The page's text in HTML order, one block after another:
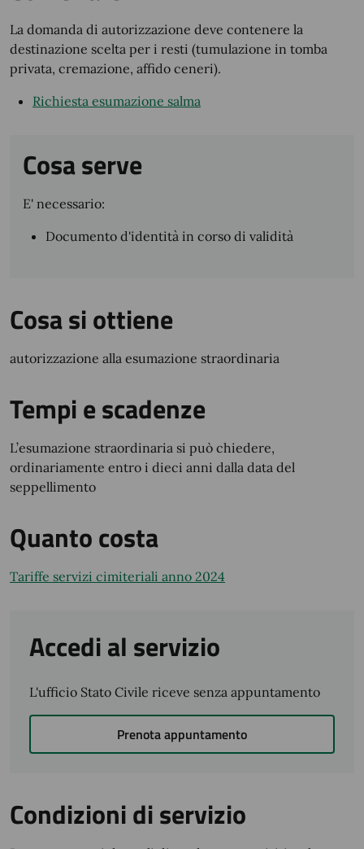
La domanda di autorizzazione deve contenere la
destinazione scelta per i resti (tumulazione in tomba
privata, cremazione, affido ceneri).
Richiesta esumazione salma
Cosa serve
E' necessario:
Documento d'identità in corso di validità
Cosa si ottiene
autorizzazione alla esumazione straordinaria
Tempi e scadenze
L’esumazione straordinaria si può chiedere,
ordinariamente entro i dieci anni dalla data del
seppellimento
Quanto costa
Tariffe servizi cimiteriali anno 2024
Accedi al servizio
L'ufficio Stato Civile riceve senza appuntamento
Prenota appuntamento
Condizioni di servizio